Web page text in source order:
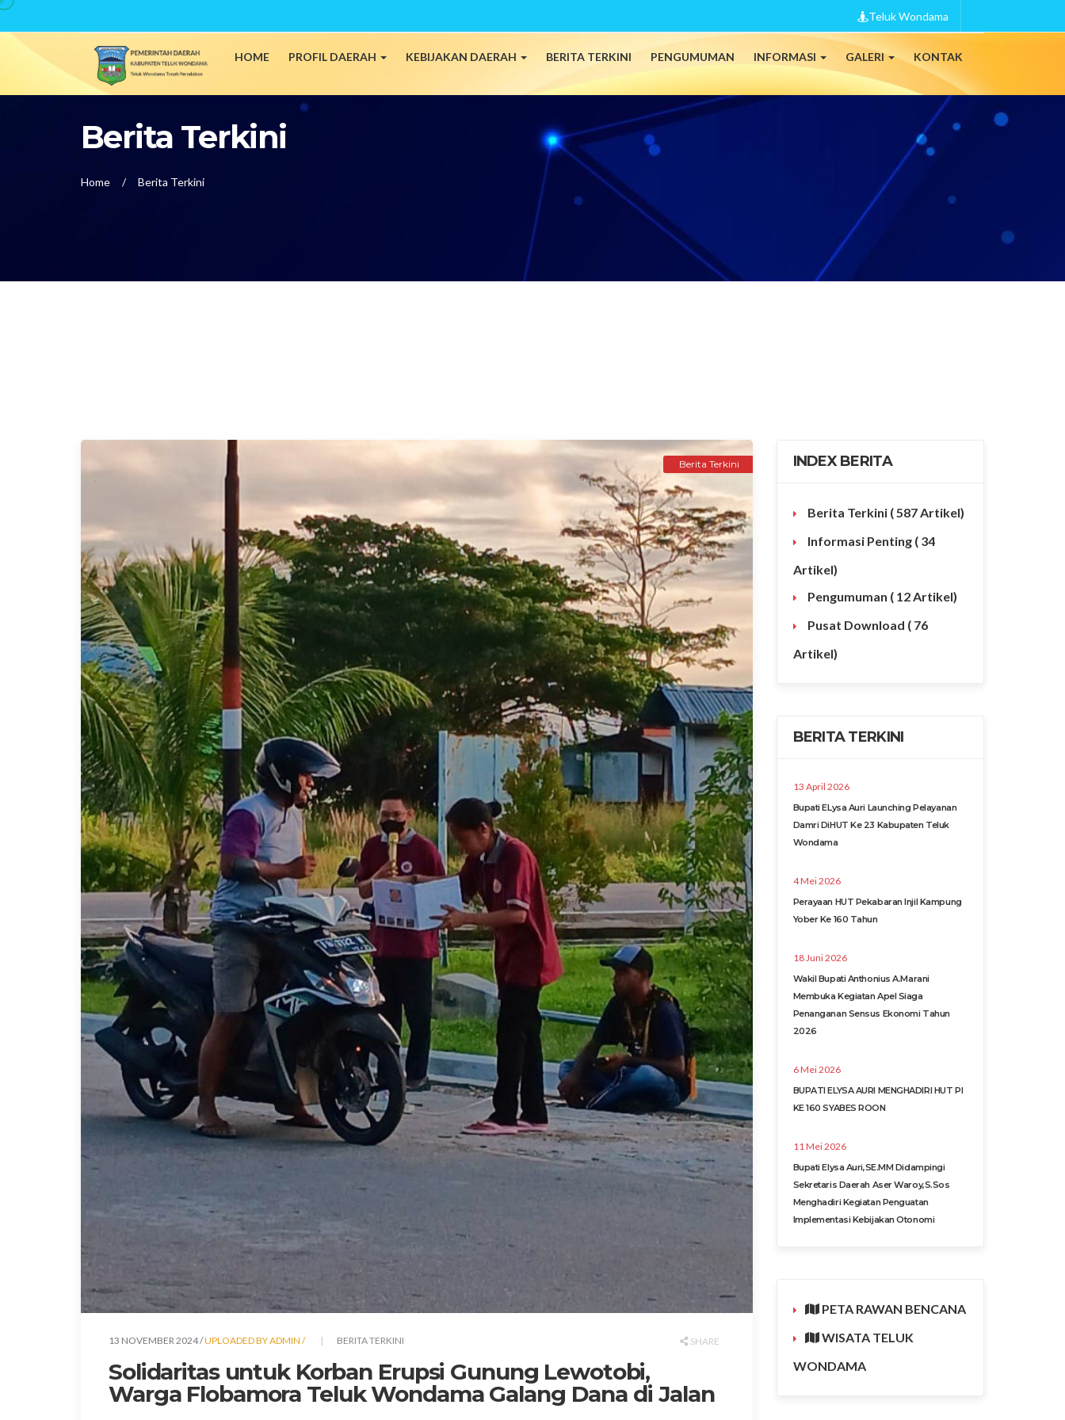
Teluk Wondama
HOME PROFIL DAERAH KEBIJAKAN DAERAH BERITA TERKINI PENGUMUMAN INFORMASI GALERI KONTAK
Berita Terkini
Home Berita Terkini
Berita Terkini
13 NOVEMBER 2024 /UPLOADED BY ADMIN / BERITA TERKINI SHARE
Solidaritas untuk Korban Erupsi Gunung Lewotobi,
Warga Flobamora Teluk Wondama Galang Dana di Jalan
INDEX BERITA
Berita Terkini ( 587 Artikel)
Informasi Penting ( 34
Artikel)
Pengumuman ( 12 Artikel)
Pusat Download ( 76
Artikel)
BERITA TERKINI
13 April 2026
Bupati ELysa Auri Launching Pelayanan
Damri DiHUT Ke 23 Kabupaten Teluk
Wondama
4 Mei 2026
Perayaan HUT Pekabaran Injil Kampung
Yober Ke 160 Tahun
18 Juni 2026
Wakil Bupati Anthonius A.Marani
Membuka Kegiatan Apel Siaga
Penanganan Sensus Ekonomi Tahun
2026
6 Mei 2026
BUPATI ELYSA AURI MENGHADIRI HUT PI
KE 160 SYABES ROON
11 Mei 2026
Bupati Elysa Auri,SE.MM Didampingi
Sekretaris Daerah Aser Waroy,S.Sos
Menghadiri Kegiatan Penguatan
Implementasi Kebijakan Otonomi
PETA RAWAN BENCANA
WISATA TELUK
WONDAMA